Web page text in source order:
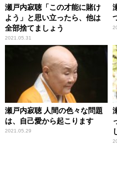
瀬戸内寂聴「この才能に賭け
よう」と思い立ったら、他は
全部捨てましょう
2021.05.31
瀬戸内寂聴 人間の色々な問題
は、自己愛から起こります
2021.05.29